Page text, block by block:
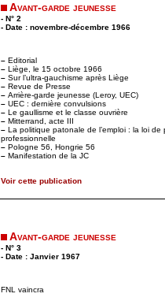
Avant-garde jeunesse
- N° 2
- Date : novembre-décembre 1966
– Editorial
– Liège, le 15 octobre 1966
– Sur l’ultra-gauchisme après Liège
– Revue de Presse
– Arrière-garde jeunesse (Leroy, UEC)
– UEC : dernière convulsions
– Le gaullisme et le classe ouvrière
– Mitterrand, acte III
– La politique patonale de l’emploi : la loi de
professionnelle
– Pologne 56, Hongrie 56
– Manifestation de la JC
Voir cette publication
Avant-garde jeunesse
- N° 3
- Date : Janvier 1967
FNL vaincra